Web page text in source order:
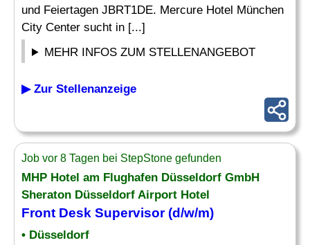
und Feiertagen JBRT1DE. Mercure Hotel München
City Center sucht in [...]
MEHR INFOS ZUM STELLENANGEBOT
▶ Zur Stellenanzeige
Job vor 8 Tagen bei StepStone gefunden
MHP Hotel am Flughafen Düsseldorf GmbH
Sheraton Düsseldorf Airport Hotel
Front Desk Supervisor (d/w/m)
• Düsseldorf